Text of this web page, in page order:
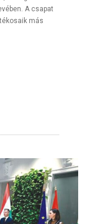
A csapat
más